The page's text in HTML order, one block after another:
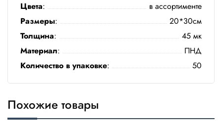
для
уборки
Салфетки
Туалетная
бумага
Цвета:
в ассортименте
Размеры:
20*30см
Толщина:
45 мк
Материал:
ПНД
Количество в упаковке: 50
Похожие товары